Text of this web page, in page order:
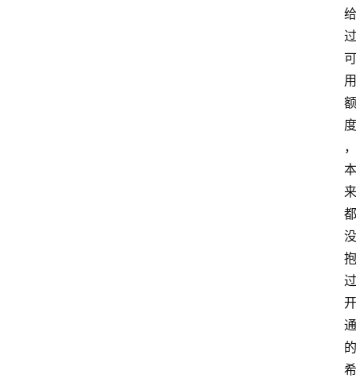
给
过
可
用
额
度
，
本
来
都
没
抱
过
开
通
的
希